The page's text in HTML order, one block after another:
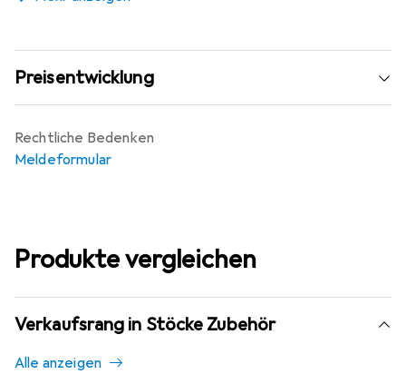
Preisentwicklung
Rechtliche Bedenken
Meldeformular
Produkte vergleichen
Verkaufsrang in Stöcke Zubehör
Alle anzeigen